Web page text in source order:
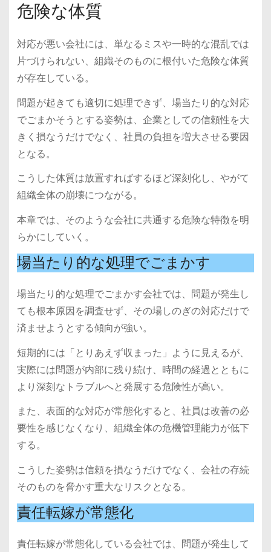
危険な体質
対応が悪い会社には、単なるミスや一時的な混乱では
片づけられない、組織そのものに根付いた危険な体質
が存在している。
問題が起きても適切に処理できず、場当たり的な対応
でごまかそうとする姿勢は、企業としての信頼性を大
きく損なうだけでなく、社員の負担を増大させる要因
となる。
こうした体質は放置すればするほど深刻化し、やがて
組織全体の崩壊につながる。
本章では、そのような会社に共通する危険な特徴を明
らかにしていく。
場当たり的な処理でごまかす
場当たり的な処理でごまかす会社では、問題が発生し
ても根本原因を調査せず、その場しのぎの対応だけで
済ませようとする傾向が強い。
短期的には「とりあえず収まった」ように見えるが、
実際には問題が内部に残り続け、時間の経過とともに
より深刻なトラブルへと発展する危険性が高い。
また、表面的な対応が常態化すると、社員は改善の必
要性を感じなくなり、組織全体の危機管理能力が低下
する。
こうした姿勢は信頼を損なうだけでなく、会社の存続
そのものを脅かす重大なリスクとなる。
責任転嫁が常態化
責任転嫁が常態化している会社では、問題が発生して